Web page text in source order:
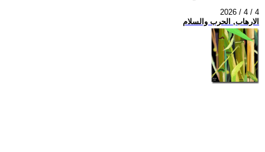
2026 / 4 / 4
الارهاب, الحرب والسلام